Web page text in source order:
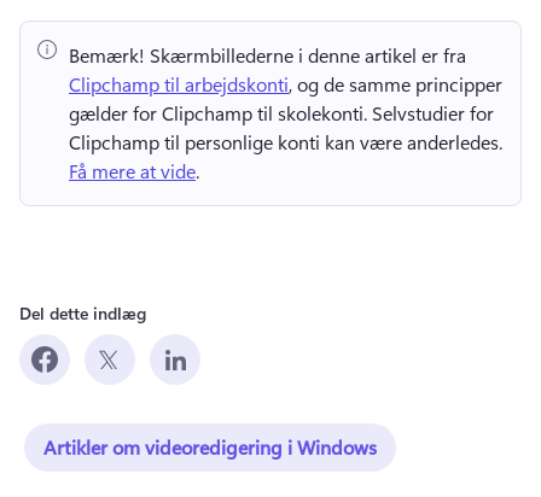
Bemærk!
Clipchamp til arbejdskonti, og de samme principper
gælder for Clipchamp til skolekonti. Selvstudier for
Få mere at vide.
Del dette indlæg
Artikler om videoredigering i Windows